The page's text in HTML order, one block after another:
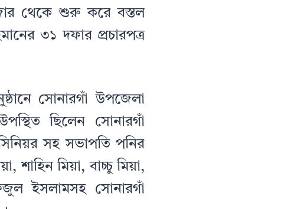
থেকে শুরু করে বস্তল
৩১ দফার প্রচারপত্র
সোনারগাঁ উপজেলা
ছিলেন সোনারগাঁ
সহ সভাপতি পনির
মিয়া, বাচ্চু মিয়া,
ইসলামসহ সোনারগাঁ